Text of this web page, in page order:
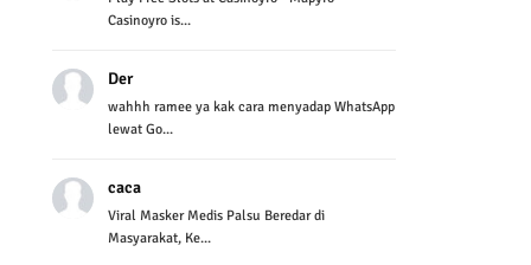
Casinoyro is...
Der
wahhh ramee ya kak cara menyadap WhatsApp
lewat Go...
caca
Viral Masker Medis Palsu Beredar di
Masyarakat, Ke...